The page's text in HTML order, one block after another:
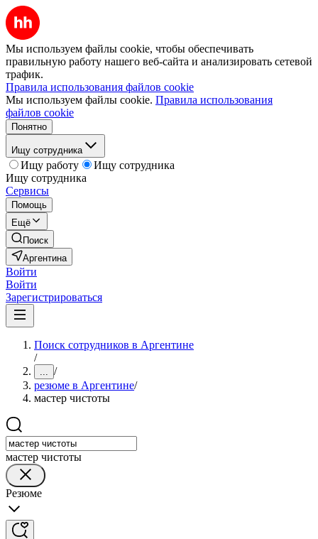
Мы используем файлы cookie, чтобы обеспечивать
правильную работу нашего веб-сайта и анализировать сетевой
трафик.
Правила использования файлов cookie
Мы используем файлы cookie. Правила использования
файлов cookie
Понятно
Ищу сотрудника
Ищу работу
Ищу сотрудника
Ищу сотрудника
Сервисы
Помощь
Ещё
Поиск
Аргентина
Войти
Войти
Зарегистрироваться
Поиск сотрудников в Аргентине
/
... /
резюме в Аргентине/
мастер чистоты
мастер чистоты
Резюме